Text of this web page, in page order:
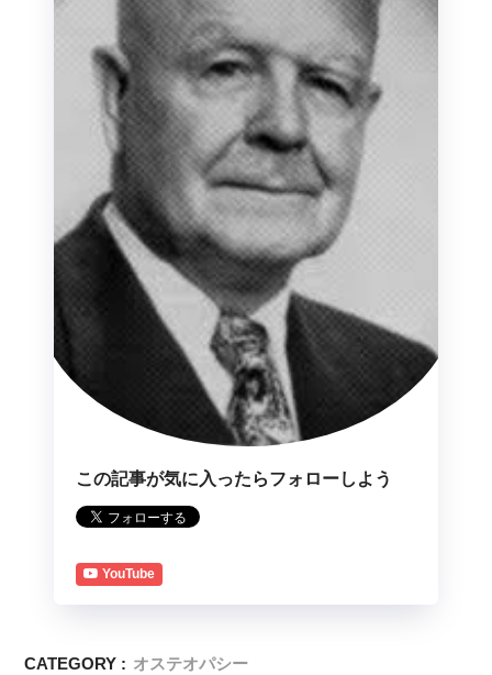
この記事が気に入ったらフォローしよう
YouTube
CATEGORY : オステオパシー